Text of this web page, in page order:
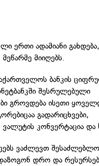
ერთი ადამიანი
მიიღებს.
ბანკის
შესრულებული
გროვდება ისეთი
გადარიცხვები,
კონვერტაცია და
ვაძლევთ
დრო და